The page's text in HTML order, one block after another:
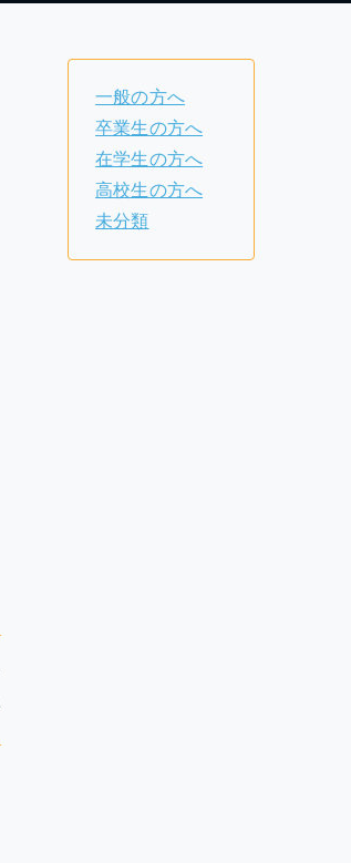
一般の方へ
卒業生の方へ
在学生の方へ
高校生の方へ
未分類